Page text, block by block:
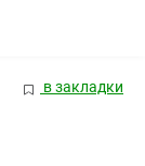
в закладки